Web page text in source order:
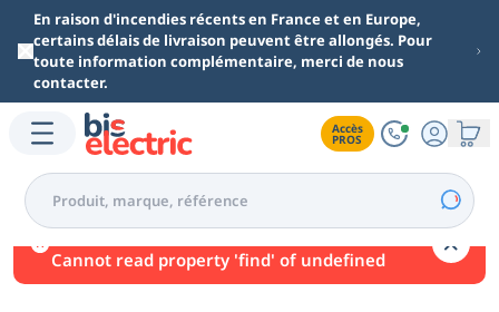
Aller au contenu principal
En raison d'incendies récents en France et en Europe,
certains délais de livraison peuvent être allongés. Pour
toute information complémentaire, merci de nous
contacter.
Accès
PROS
Une erreur est survenue.
Cannot read property 'find' of undefined